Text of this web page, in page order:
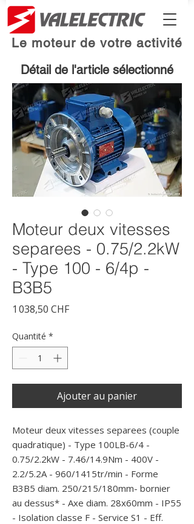
Le moteur de votre activité
Détail de l'article sélectionné
Moteur deux vitesses
separees - 0.75/2.2kW
- Type 100 - 6/4p -
B3B5
1 038,50 CHFPrix
Quantité *
Ajouter au panier
Moteur deux vitesses separees (couple
quadratique) - Type 100LB-6/4 -
0.75/2.2kW - 7.46/14.9Nm - 400V -
2.2/5.2A - 960/1415tr/min - Forme
B3B5 diam. 250/215/180mm- bornier
au dessus* - Axe diam. 28x60mm - IP55
- Isolation classe F - Service S1 - Eff.